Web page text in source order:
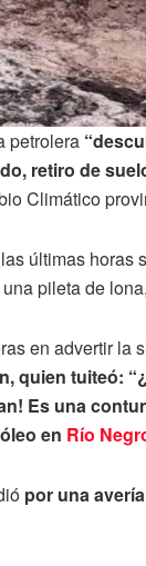
petrolera
retiro de
Climático
últimas horas
pileta de
en advertir la
quien tuiteó:
Es una
en Río
por una